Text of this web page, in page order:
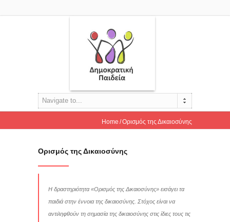
Navigate to...
Home Ορισμός της Δικαιοσύνης
Ορισμός της Δικαιοσύνης
Η δραστηριότητα «Ορισμός της Δικαιοσύνης» εισάγει τα
παιδιά στην έννοια της δικαιοσύνης. Στόχος είναι να
αντιληφθούν τη σημασία της δικαιοσύνης στις ίδιες τους τις